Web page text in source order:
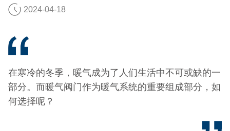
2024-04-18
在寒冷的冬季，暖气成为了人们生活中不可或缺的一
部分。而暖气阀门作为暖气系统的重要组成部分，如
何选择呢？